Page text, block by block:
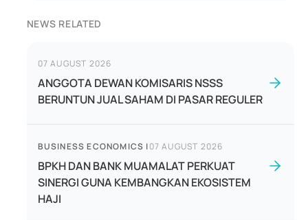
NEWS RELATED
07 AUGUST 2026
ANGGOTA DEWAN KOMISARIS NSSS
BERUNTUN JUAL SAHAM DI PASAR REGULER
BUSINESS ECONOMICS |07 AUGUST 2026
BPKH DAN BANK MUAMALAT PERKUAT
SINERGI GUNA KEMBANGKAN EKOSISTEM
HAJI